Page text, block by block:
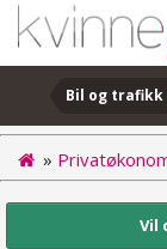
Bil og trafikk
»
Vil